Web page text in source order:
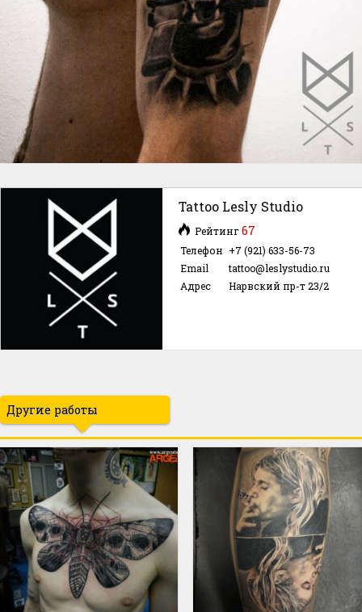
Tattoo Lesly Studio
Рейтинг67
Телефон +7 (921) 633-56-73
Email
tattoo@leslystudio.ru
Адрес
Нарвский пр-т 23/2
Другие работы